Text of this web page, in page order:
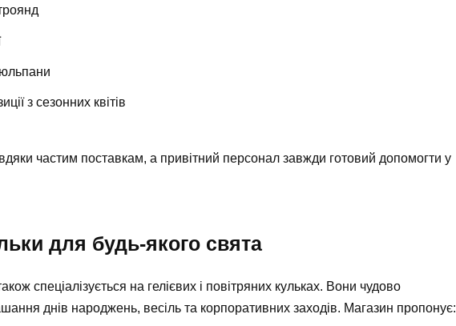
з сезонних квітів
частим поставкам, а привітний персонал завжди готовий допомогти у
для будь-якого свята
спеціалізується на гелієвих і повітряних кульках. Вони чудово
днів народжень, весіль та корпоративних заходів. Магазин пропонує: